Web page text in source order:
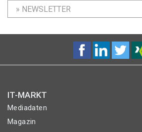
» NEWSLETTER
IT-MARKT
Mediadaten
Magazin